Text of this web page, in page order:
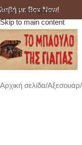
Skip to navigation
Skip to main content
με Box Now!
Αρχική σελίδα Αξεσουάρ